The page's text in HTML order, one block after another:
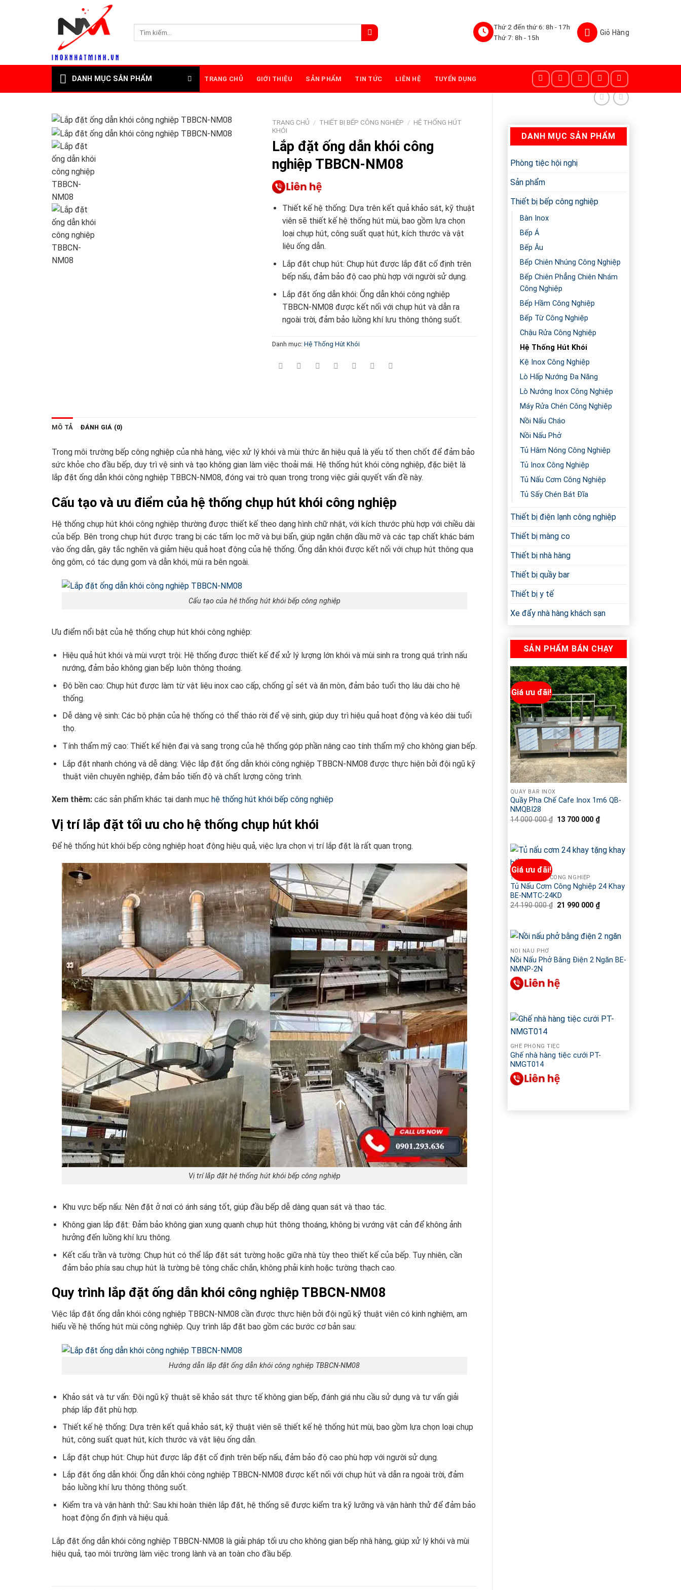
Tìm
Thứ 2 đến thứ 6: 8h - 17h
Thứ 7: 8h - 15h
DANH MỤC SẢN PHẨM TRANG CHỦ GIỚI THIỆU SẢN PHẨM TIN TỨC LIÊN HỆ TUYỂN DỤNG
DANH MỤC SẢN PHẨM
Phòng tiệc hội nghị
Sản phẩm
Thiết bị bếp công nghiệp
Bàn Inox
Bếp Á
Bếp Âu
Bếp Chiên Nhúng Công Nghiệp
Bếp Chiên Phẳng Chiên Nhám
Công Nghiệp
Bếp Hầm Công Nghiệp
Bếp Từ Công Nghiệp
Chậu Rửa Công Nghiệp
Hệ Thống Hút Khói
Kệ Inox Công Nghiệp
Lò Hấp Nướng Đa Năng
Lò Nướng Inox Công Nghiệp
Máy Rửa Chén Công Nghiệp
Nồi Nấu Cháo
Nồi Nấu Phở
Tủ Hâm Nóng Công Nghiệp
Tủ Inox Công Nghiệp
Tủ Nấu Cơm Công Nghiệp
Tủ Sấy Chén Bát Đĩa
Thiết bị điện lạnh công nghiệp
Thiết bị màng co
Thiết bị nhà hàng
Thiết bị quầy bar
Thiết bị y tế
Xe đẩy nhà hàng khách sạn
SẢN PHẨM BÁN CHẠY
Giá ưu đãi!
QUẦY BAR INOX
Quầy Pha Chế Cafe Inox 1m6 QB-
NMQBI28
14 000 000₫ Giá
000
000 ₫.
13 700 000 ₫Giá
13
700
Giá ưu đãi!
TỦ NẤU CƠM CÔNG NGHIỆP
Tủ Nấu Cơm Công Nghiệp 24 Khay
BE-NMTC-24KD
24 190 000₫ Giá
190
000 ₫.
21 990 000 ₫Giá
21
990
NỒI NẤU PHỞ
Nồi Nấu Phở Bằng Điện 2 Ngăn BE-
NMNP-2N
GHẾ PHÒNG TIỆC
Ghế nhà hàng tiệc cưới PT-
NMGT014
TRANG CHỦ / THIẾT BỊ BẾP CÔNG NGHIỆP / HỆ THỐNG HÚT
KHÓI
Lắp đặt ống dẫn khói công
nghiệp TBBCN-NM08
Thiết kế hệ thống: Dựa trên kết quả khảo sát, kỹ thuật
viên sẽ thiết kế hệ thống hút mùi, bao gồm lựa chọn
loại chụp hút, công suất quạt hút, kích thước và vật
liệu ống dẫn.
Lắp đặt chụp hút: Chụp hút được lắp đặt cố định trên
bếp nấu, đảm bảo độ cao phù hợp với người sử dụng.
Lắp đặt ống dẫn khói: Ống dẫn khói công nghiệp
TBBCN-NM08 được kết nối với chụp hút và dẫn ra
ngoài trời, đảm bảo luồng khí lưu thông thông suốt.
Danh mục: Hệ Thống Hút Khói
MÔ TẢ ĐÁNH GIÁ (0)
Trong môi trường bếp công nghiệp của nhà hàng, việc xử lý khói và mùi thức ăn hiệu quả là yếu tố then chốt để đảm bảo
sức khỏe cho đầu bếp, duy trì vệ sinh và tạo không gian làm việc thoải mái. Hệ thống hút khói công nghiệp, đặc biệt là
lắp đặt ống dẫn khói công nghiệp TBBCN-NM08, đóng vai trò quan trọng trong việc giải quyết vấn đề này.
Cấu tạo và ưu điểm của hệ thống chụp hút khói công nghiệp
Hệ thống chụp hút khói công nghiệp thường được thiết kế theo dạng hình chữ nhật, với kích thước phù hợp với chiều dài
của bếp. Bên trong chụp hút được trang bị các tấm lọc mỡ và bụi bẩn, giúp ngăn chặn dầu mỡ và các tạp chất khác bám
vào ống dẫn, gây tắc nghẽn và giảm hiệu quả hoạt động của hệ thống. Ống dẫn khói được kết nối với chụp hút thông qua
ông gôm, có tác dụng gom và dẫn khói, mùi ra bên ngoài.
Cấu tạo của hệ thống hút khói bếp công nghiệp
Ưu điểm nổi bật của hệ thống chụp hút khói công nghiệp:
Hiệu quả hút khói và mùi vượt trội: Hệ thống được thiết kế để xử lý lượng lớn khói và mùi sinh ra trong quá trình nấu
nướng, đảm bảo không gian bếp luôn thông thoáng.
Độ bền cao: Chụp hút được làm từ vật liệu inox cao cấp, chống gỉ sét và ăn mòn, đảm bảo tuổi thọ lâu dài cho hệ
thống.
Dễ dàng vệ sinh: Các bộ phận của hệ thống có thể tháo rời để vệ sinh, giúp duy trì hiệu quả hoạt động và kéo dài tuổi
thọ.
Tính thẩm mỹ cao: Thiết kế hiện đại và sang trọng của hệ thống góp phần nâng cao tính thẩm mỹ cho không gian bếp.
Lắp đặt nhanh chóng và dễ dàng: Việc lắp đặt ống dẫn khói công nghiệp TBBCN-NM08 được thực hiện bởi đội ngũ kỹ
thuật viên chuyên nghiệp, đảm bảo tiến độ và chất lượng công trình.
Xem thêm: các sản phẩm khác tại danh mục hệ thống hút khói bếp công nghiệp
Vị trí lắp đặt tối ưu cho hệ thống chụp hút khói
Để hệ thống hút khói bếp công nghiệp hoạt động hiệu quả, việc lựa chọn vị trí lắp đặt là rất quan trọng.
Vị trí lắp đặt hệ thống hút khói bếp công nghiệp
Khu vực bếp nấu: Nên đặt ở nơi có ánh sáng tốt, giúp đầu bếp dễ dàng quan sát và thao tác.
Không gian lắp đặt: Đảm bảo không gian xung quanh chụp hút thông thoáng, không bị vướng vật cản để không ảnh
hưởng đến luồng khí lưu thông.
Kết cấu trần và tường: Chụp hút có thể lắp đặt sát tường hoặc giữa nhà tùy theo thiết kế của bếp. Tuy nhiên, cần
đảm bảo phía sau chụp hút là tường bê tông chắc chắn, không phải kính hoặc tường thạch cao.
Quy trình lắp đặt ống dẫn khói công nghiệp TBBCN-NM08
Việc lắp đặt ống dẫn khói công nghiệp TBBCN-NM08 cần được thực hiện bởi đội ngũ kỹ thuật viên có kinh nghiệm, am
hiểu về hệ thống hút mùi công nghiệp. Quy trình lắp đặt bao gồm các bước cơ bản sau:
Hướng dẫn lắp đặt ống dẫn khói công nghiệp TBBCN-NM08
Khảo sát và tư vấn: Đội ngũ kỹ thuật sẽ khảo sát thực tế không gian bếp, đánh giá nhu cầu sử dụng và tư vấn giải
pháp lắp đặt phù hợp.
Thiết kế hệ thống: Dựa trên kết quả khảo sát, kỹ thuật viên sẽ thiết kế hệ thống hút mùi, bao gồm lựa chọn loại chụp
hút, công suất quạt hút, kích thước và vật liệu ống dẫn.
Lắp đặt chụp hút: Chụp hút được lắp đặt cố định trên bếp nấu, đảm bảo độ cao phù hợp với người sử dụng.
Lắp đặt ống dẫn khói: Ống dẫn khói công nghiệp TBBCN-NM08 được kết nối với chụp hút và dẫn ra ngoài trời, đảm
bảo luồng khí lưu thông thông suốt.
Kiểm tra và vận hành thử: Sau khi hoàn thiện lắp đặt, hệ thống sẽ được kiểm tra kỹ lưỡng và vận hành thử để đảm bảo
hoạt động ổn định và hiệu quả.
Lắp đặt ống dẫn khói công nghiệp TBBCN-NM08 là giải pháp tối ưu cho không gian bếp nhà hàng, giúp xử lý khói và mùi
hiệu quả, tạo môi trường làm việc trong lành và an toàn cho đầu bếp.